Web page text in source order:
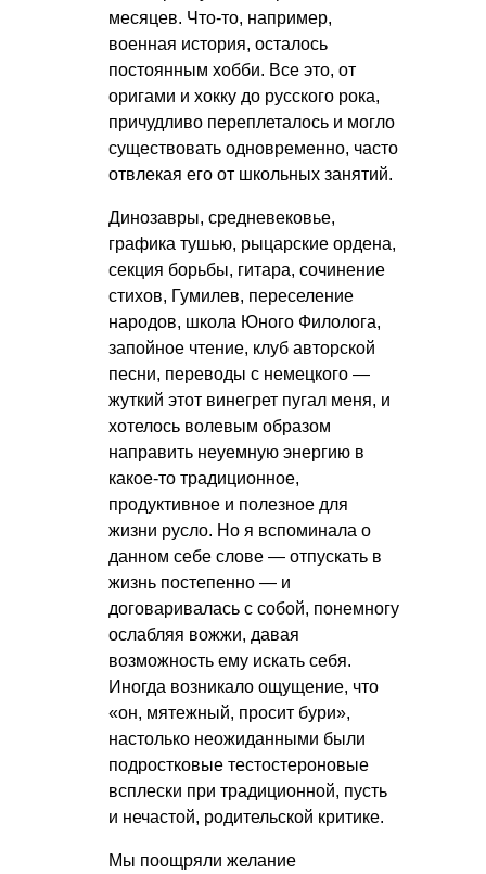
месяцев. Что-то, например,
военная история, осталось
постоянным хобби. Все это, от
оригами и хокку до русского рока,
причудливо переплеталось и могло
существовать одновременно, часто
отвлекая его от школьных занятий.
Динозавры, средневековье,
графика тушью, рыцарские ордена,
секция борьбы, гитара, сочинение
стихов, Гумилев, переселение
народов, школа Юного Филолога,
запойное чтение, клуб авторской
песни, переводы с немецкого —
жуткий этот винегрет пугал меня, и
хотелось волевым образом
направить неуемную энергию в
какое-то традиционное,
продуктивное и полезное для
жизни русло. Но я вспоминала о
данном себе слове — отпускать в
жизнь постепенно — и
договаривалась с собой, понемногу
ослабляя вожжи, давая
возможность ему искать себя.
Иногда возникало ощущение, что
«он, мятежный, просит бури»,
настолько неожиданными были
подростковые тестостероновые
всплески при традиционной, пусть
и нечастой, родительской критике.
Мы поощряли желание